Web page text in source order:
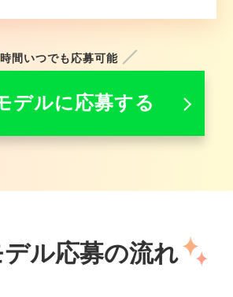
時間いつでも応募可能
デルに応募する
ル応募の流れ